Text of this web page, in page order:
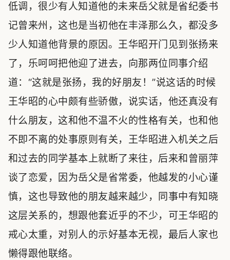
低调，很少有人知道他的未来岳父就是省纪委书
记曾来州，这也是当初他在丰泽那么久，都没多
少人知道他背景的原因。王华昭开门见到张扬来
了，乐呵呵把他迎了进去，向那两位同事介绍
道：“这就是张扬，我的好朋友！”说这话的时候
王华昭的心中颇有些骄傲，说实话，他还真没有
什么朋友，这和他不温不火的性格有关，也和他
不即不离的处事原则有关，王华昭进入机关之后
和过去的同学基本上就断了来往，后来和曾丽萍
谈了恋爱，因为岳父是省常委，他越发的小心谨
慎，这也导致他的朋友越来越少，同事中有知晓
这层关系的，想跟他套近乎的不少，可王华昭的
戒心太重，对别人的示好基本无视，最后人家也
懒得跟他联络。